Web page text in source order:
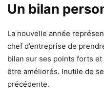
Un bilan
La nouvelle année
chef d’entreprise de
bilan sur ses points forts
être améliorés. Inutile de
précédente.